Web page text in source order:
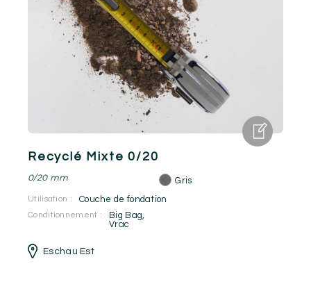
Recyclé Mixte 0/20
0/20 mm Gris
Utilisation : Couche de fondation
Conditionnement : Big Bag,
Vrac
Eschau Est